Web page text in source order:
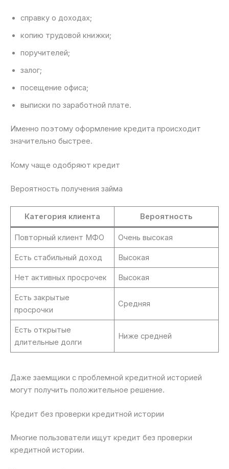
справку о доходах;
копию трудовой книжки;
поручителей;
залог;
посещение офиса;
выписки по заработной плате.
Именно поэтому оформление кредита происходит
значительно быстрее.
Кому чаще одобряют кредит
Вероятность получения займа
Категория клиента Вероятность
Повторный клиент МФО Очень высокая
Есть стабильный доход Высокая
Нет активных просрочек Высокая
Есть закрытые
просрочки
Средняя
Есть открытые
длительные долги
Ниже средней
Даже заемщики с проблемной кредитной историей
могут получить положительное решение.
Кредит без проверки кредитной истории
Многие пользователи ищут кредит без проверки
кредитной истории.